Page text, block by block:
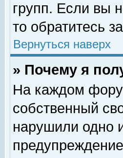
групп. Если вы
то обратитесь
Вернуться наверх
» Почему я
На каждом
собственный
нарушили одно